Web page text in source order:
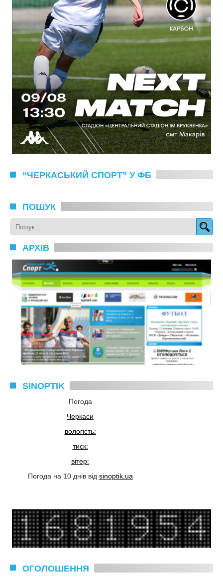
“ЧЕРКАСЬКИЙ СПОРТ” У ФБ
ПОШУК
АРХІВ
SINOPTIK
Погода
Черкаси
вологість:
тиск:
вітер:
Погода на 10 днів від sinoptik.ua
ОГОЛОШЕННЯ